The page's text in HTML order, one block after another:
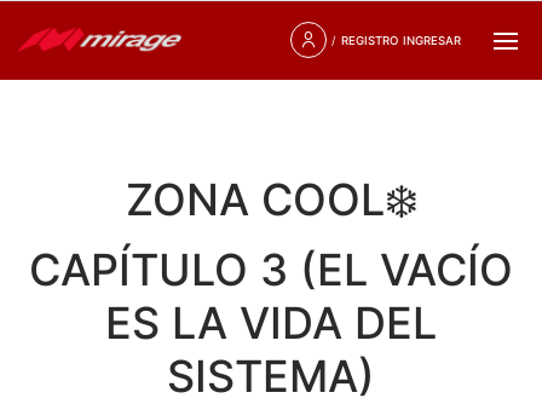
/ REGISTRO INGRESAR
ZONA COOL❄️
CAPÍTULO 3 (EL VACÍO
ES LA VIDA DEL
SISTEMA)